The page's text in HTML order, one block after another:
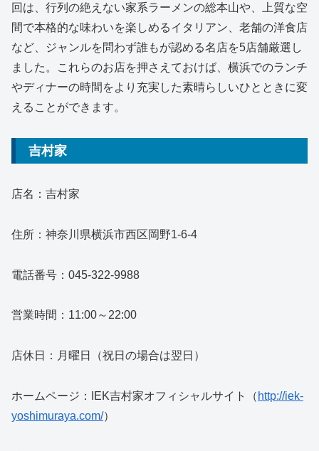
回は、行列の絶えない家系ラーメンの総本山や、上質な空
間で本格的な味わいを楽しめるイタリアン、老舗の洋食店
など、ジャンルを問わず誰もが認める名店を5店舗厳選し
ました。これらのお店を押さえておけば、横浜でのランチ
やディナーの時間をより充実した素晴らしいひとときに変
えることができます。
吉村家
店名：吉村家
住所：神奈川県横浜市西区岡野1-6-4
電話番号：045-322-9988
営業時間：11:00～22:00
店休日：月曜日（祝日の場合は翌日）
ホームページ：IEK吉村家オフィシャルサイト（ http://iek-
yoshimuraya.com/）